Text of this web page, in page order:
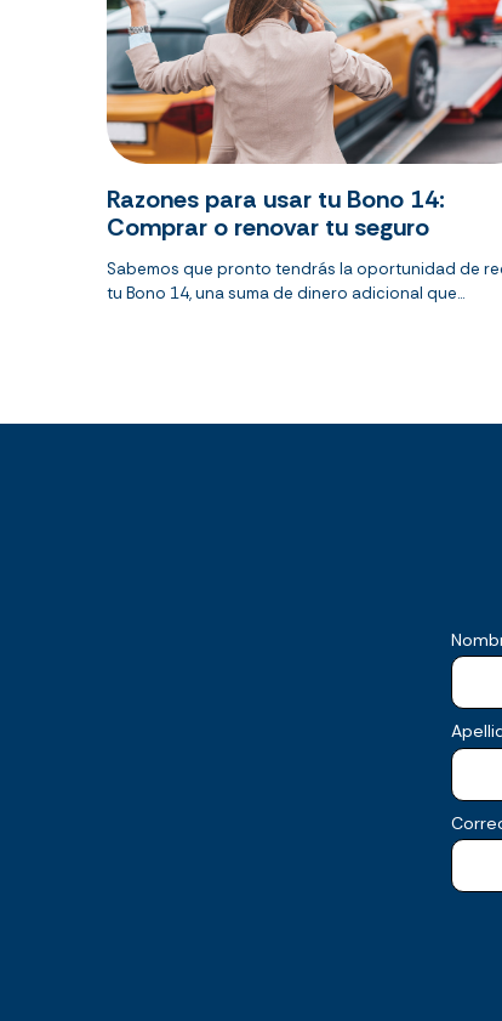
Razones para usar tu Bono 14:
Comprar o renovar tu seguro
Sabemos que pronto tendrás la oportunidad de
tu Bono 14, una suma de dinero adicional que...